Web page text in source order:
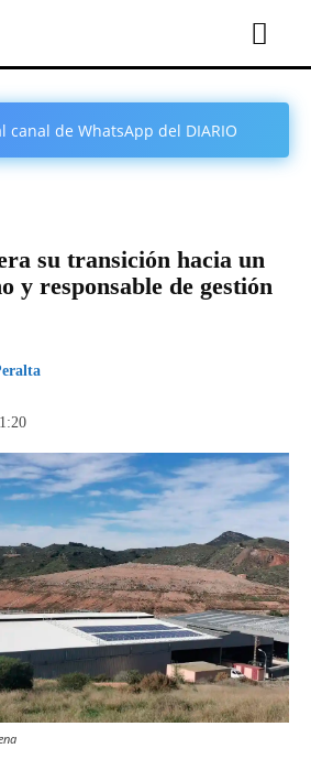
canal de WhatsApp del DIARIO
su transición hacia un
y responsable de gestión